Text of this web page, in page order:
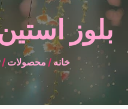
بلوز
خانه/محصولات /